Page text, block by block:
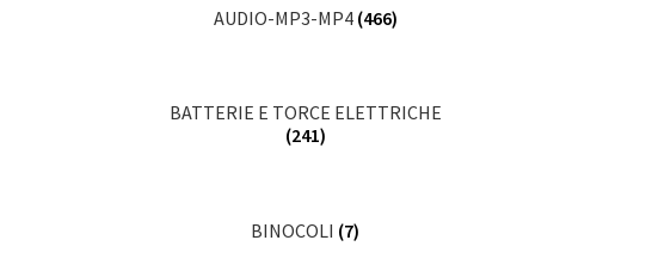
AUDIO-MP3-MP4 (466)
BATTERIE E TORCE ELETTRICHE
(241)
BINOCOLI (7)